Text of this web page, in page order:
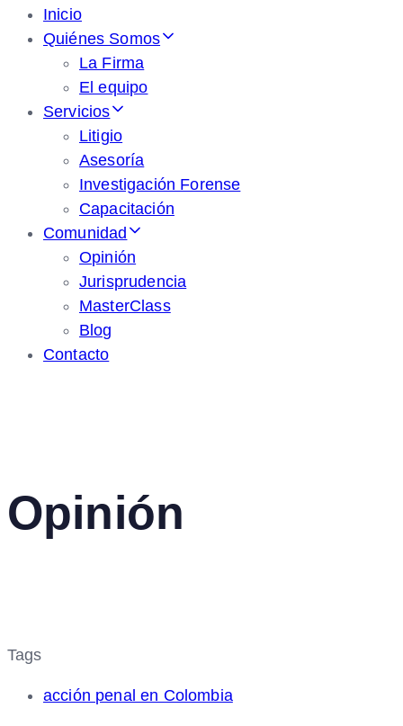
Inicio
Quiénes Somos
La Firma
El equipo
Servicios
Litigio
Asesoría
Investigación Forense
Capacitación
Comunidad
Opinión
Jurisprudencia
MasterClass
Blog
Contacto
Opinión
Tags
acción penal en Colombia